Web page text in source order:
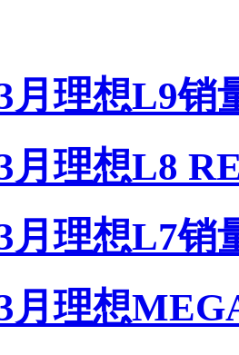
月理想L9销
月理想L8
月理想L7销
月理想